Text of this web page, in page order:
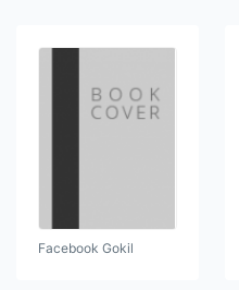
Facebook Gokil